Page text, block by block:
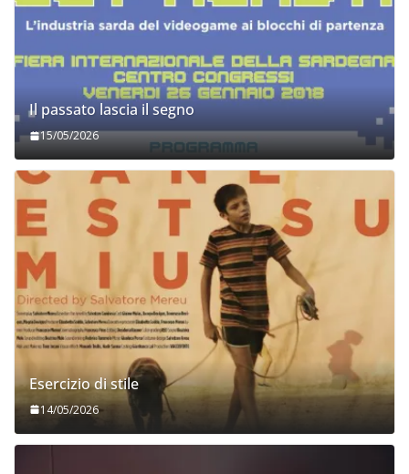
Il passato lascia il segno
15/05/2026
Esercizio di stile
14/05/2026